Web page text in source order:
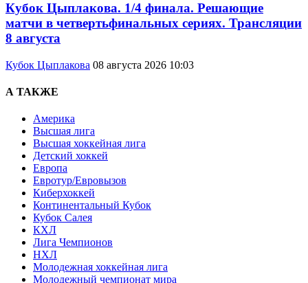
Кубок Цыплакова. 1/4 финала. Решающие
матчи в четвертьфинальных сериях. Трансляции
8 августа
Кубок Цыплакова 08 августа 2026 10:03
А ТАКЖЕ
Америка
Высшая лига
Высшая хоккейная лига
Детский хоккей
Европа
Евротур/Евровызов
Киберхоккей
Континентальный Кубок
Кубок Салея
КХЛ
Лига Чемпионов
НХЛ
Молодежная хоккейная лига
Молодежный чемпионат мира